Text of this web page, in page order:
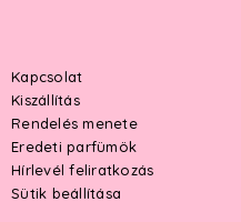
Kapcsolat
Kiszállítás
Rendelés menete
Eredeti parfümök
Hírlevél feliratkozás
Sütik beállítása